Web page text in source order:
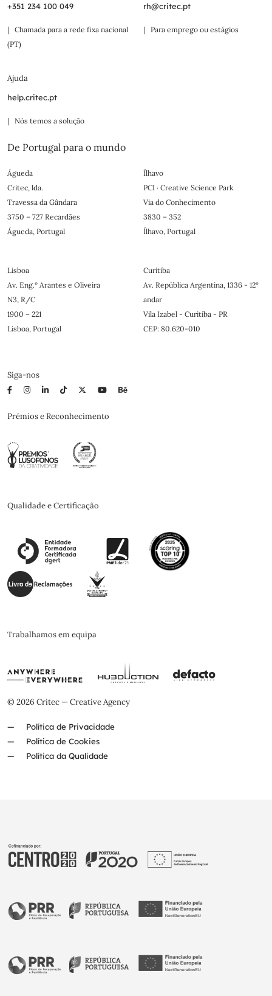
+351 234 100 049
| Chamada para a rede fixa nacional
(PT)
rh@critec.pt
| Para emprego ou estágios
Ajuda
help.critec.pt
| Nós temos a solução
De Portugal para o mundo
Águeda
Critec, lda.
Travessa da Gândara
3750 – 727 Recardães
Águeda, Portugal
Ílhavo
PCI · Creative Science Park
Via do Conhecimento
3830 – 352
Ílhavo, Portugal
Lisboa
Av. Eng.º Arantes e Oliveira
N3, R/C
1900 – 221
Lisboa, Portugal
Curitiba
Av. República Argentina, 1336 - 12°
andar
Vila Izabel - Curitiba - PR
CEP: 80.620-010
Siga-nos
Prémios e Reconhecimento
Qualidade e Certificação
Trabalhamos em equipa
© 2026 Critec — Creative Agency
Política de Privacidade
Política de Cookies
Política da Qualidade